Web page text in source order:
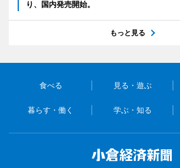
り、国内発売開始。
もっと見る
食べる 見る・遊ぶ
暮らす・働く 学ぶ・知る